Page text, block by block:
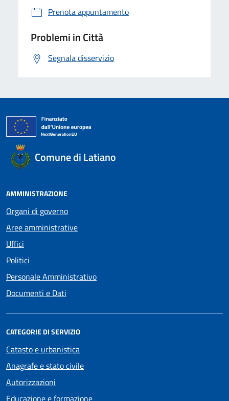
Prenota appuntamento
Problemi in Città
Segnala disservizio
Comune di Latiano
AMMINISTRAZIONE
Organi di governo
Aree amministrative
Uffici
Politici
Personale Amministrativo
Documenti e Dati
CATEGORIE DI SERVIZIO
Catasto e urbanistica
Anagrafe e stato civile
Autorizzazioni
Educazione e formazione